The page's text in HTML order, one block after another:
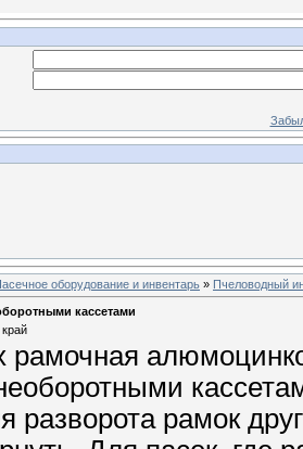
оборудование и инвентарь » Пчеловодный
кассетами
рамочная
разворота рамок